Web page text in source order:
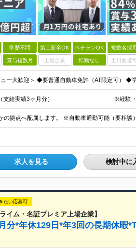
学歴不問 第二新卒OK ベテランOK 複数名採
賞与複数月 上場企業 転勤なし 土日面接可
求人を見る 検討中に
たい応募可
ム・名証プレミア上場企業】
分*年休129日*年3回の長期休暇